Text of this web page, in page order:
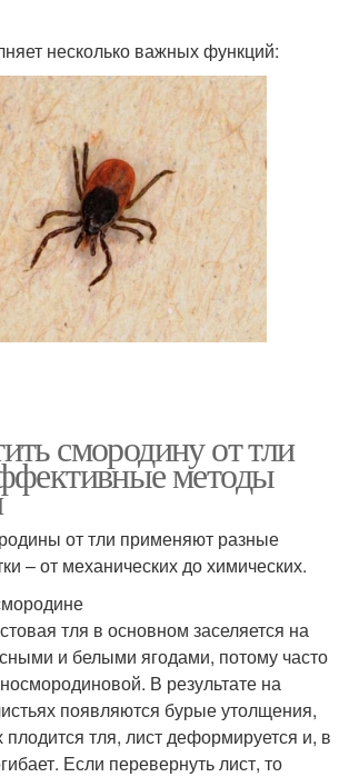
несколько важных функций:
смородину от тли
методы
от тли применяют разные
– от механических до химических.
тля в основном заселяется на
и белыми ягодами, потому часто
В результате на
появляются бурые утолщения,
плодится тля, лист деформируется и, в
Если перевернуть лист, то